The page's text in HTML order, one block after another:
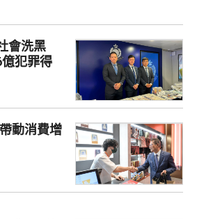
會洗黑
犯罪得
動消費增